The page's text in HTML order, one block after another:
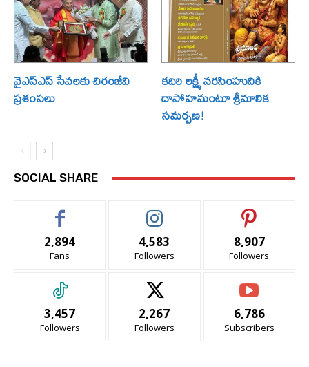
వైఎస్ఎస్ సేవలకు చిరంజీవి
ప్రశంసలు
కదిరి లక్ష్మీ నరసింహునికి
దాసోహమంటూ శ్రీమాలిక
సమర్పణ!
SOCIAL SHARE
2,894
Fans
4,583
Followers
8,907
Followers
3,457
Followers
2,267
Followers
6,786
Subscribers